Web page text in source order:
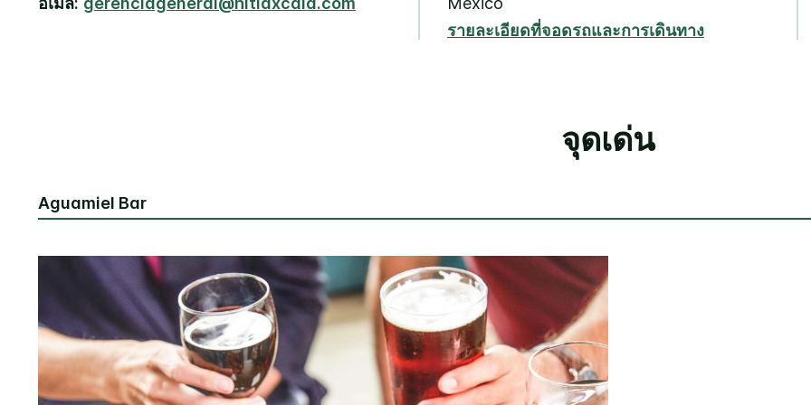
รายละเอียดที่จอดรถและการเดินทาง
จุดเด่น
Aguamiel Bar